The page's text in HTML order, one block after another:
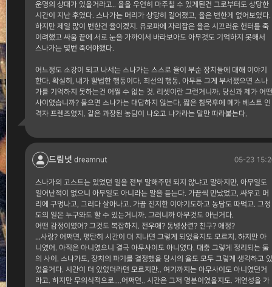
운명의 상대가 있을거라고.. 율을 우연히 마주칠 수 있게된건 그로부터도 상당한
시간이 지난 후였다. 스나가는 머리가 상당히 길어졌고, 율은 변한게 없어보였다.
하지만 제일 많이 변한건 율이겠지. 유로파에 자리잡은 율은 시끄러운 헌터를 죽
이려했고 싸움 끝에 서로 눈을 가까이서 바라보아도 아무것도 기억하지 못해서
스나가는 몇번 죽어야했다.
어느정도 소강이 되고 나서는 스나가는 스스로 율이 부순 장치들에 대해 이야기
한다. 확실히, 내가 할법한 행동이다. 최선의 행동. 아무튼 그게 부서졌으면 스나
가를 기억하지 못하는건 어쩔 수 없는 것. 리셋이란 그런거니까. 당신과 제가 어떤
사이였습니까? 물으면 스나가는 대답하지 않는다. 짧은 침묵후에 메가 베스트 인
격자 프렌즈였지. 같은 과장된 농담이 나오고 나가라는 말만 따라붙는다.
드림넛 dreamnut 05-23
스나가의 고스트는 있었던 일을 전부 말해주면 되지 않냐고 말하지만, 아무일도
일어난적이 없으니 아무일도 아니라는 말을 듣는다. 가끔씩 만났었고, 싸우고 머
리에 구멍나고, 그러다 살아나고. 가끔 진지한 이야기도하고 농담도 따먹고. 그정
도의 일은 누구와도 할 수 있는거니까. 그러니까 아무것도 아닌거다.
어떤 감정이였어? 그것도 복잡하지. 전우애? 동병상련? 친구? 애정?
...사랑? 어쩌면, 평탄히 시간이 더 지나면 그렇게 되었을지도 모르지. 하지만 아
니였어. 아직은 아니였으니 결국 아무사이도 아니였다. 대충 그렇게 정리되는 둘
의 사이. 스나가도, 장치의 파기를 결정했을 당시의 율도 모두 그렇게 생각하고 있
었을거다. 시간이 더 있었더라면 모르지만.. 여기까지는 아무사이도 아니였던거
라고. 하지만 무의식적으로....어쩌면.. 시간은 그저 명분이였을지도. 개연성을 가